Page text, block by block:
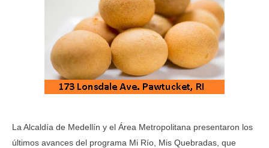
La Alcaldía de Medellín y el Área Metropolitana presentaron los
últimos avances del programa Mi Río, Mis Quebradas, que